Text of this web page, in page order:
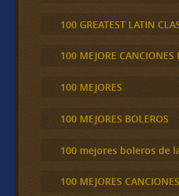
100 GREATEST LATIN
100 MEJORE CANCIONES
100 MEJORES
100 MEJORES BOLEROS
100 mejores boleros de
100 MEJORES